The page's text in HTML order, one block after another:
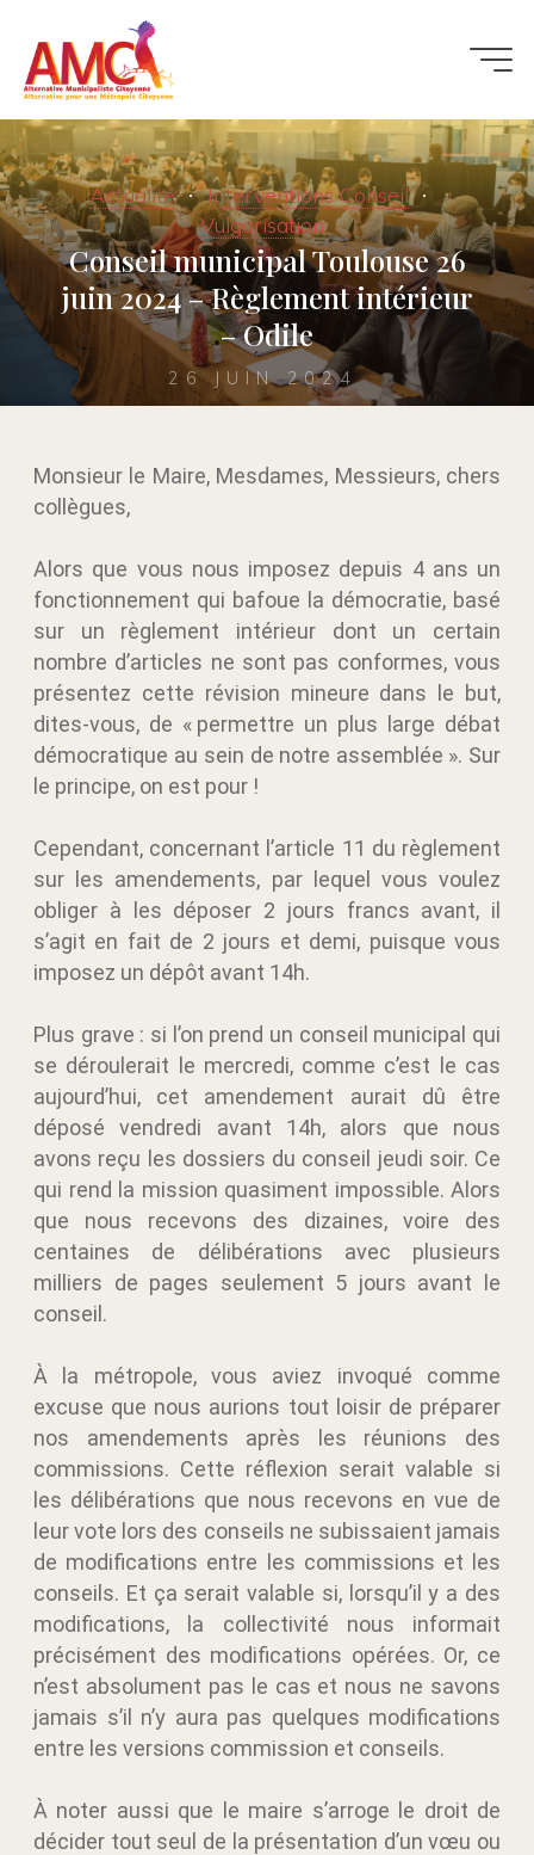
Actualité
Interventions Conseil
Vulgarisation
Conseil municipal Toulouse 26
juin 2024 – Règlement intérieur
– Odile
26 JUIN 2024
Monsieur le Maire, Mesdames, Messieurs, chers
collègues,
Alors que vous nous imposez depuis 4 ans un
fonctionnement qui bafoue la démocratie, basé
sur un règlement intérieur dont un certain
nombre d’articles ne sont pas conformes, vous
présentez cette révision mineure dans le but,
dites-vous, de « permettre un plus large débat
démocratique au sein de notre assemblée ». Sur
le principe, on est pour !
Cependant, concernant l’article 11 du règlement
sur les amendements, par lequel vous voulez
obliger à les déposer 2 jours francs avant, il
s’agit en fait de 2 jours et demi, puisque vous
imposez un dépôt avant 14h.
Plus grave : si l’on prend un conseil municipal qui
se déroulerait le mercredi, comme c’est le cas
aujourd’hui, cet amendement aurait dû être
déposé vendredi avant 14h, alors que nous
avons reçu les dossiers du conseil jeudi soir. Ce
qui rend la mission quasiment impossible. Alors
que nous recevons des dizaines, voire des
centaines de délibérations avec plusieurs
milliers de pages seulement 5 jours avant le
conseil.
À la métropole, vous aviez invoqué comme
excuse que nous aurions tout loisir de préparer
nos amendements après les réunions des
commissions. Cette réflexion serait valable si
les délibérations que nous recevons en vue de
leur vote lors des conseils ne subissaient jamais
de modifications entre les commissions et les
conseils. Et ça serait valable si, lorsqu’il y a des
modifications, la collectivité nous informait
précisément des modifications opérées. Or, ce
n’est absolument pas le cas et nous ne savons
jamais s’il n’y aura pas quelques modifications
entre les versions commission et conseils.
À noter aussi que le maire s’arroge le droit de
décider tout seul de la présentation d’un vœu ou